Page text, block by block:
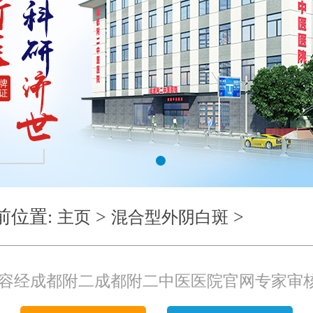
位置: 主页 > 混合型外阴白斑 >
经成都附二成都附二中医医院官网专家审